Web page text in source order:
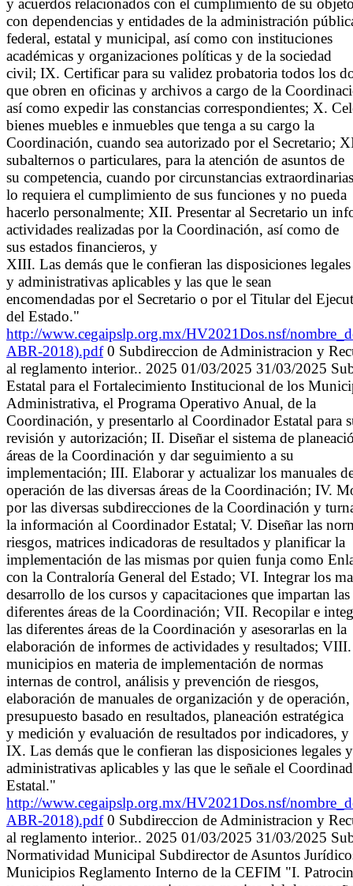
y acuerdos relacionados con el cumplimiento de su
con dependencias y entidades de la administración
federal, estatal y municipal, así como con instituciones
académicas y organizaciones políticas y de la sociedad
civil; IX. Certificar para su validez probatoria todos los
que obren en oficinas y archivos a cargo de la
así como expedir las constancias correspondientes; X.
bienes muebles e inmuebles que tenga a su cargo la
Coordinación, cuando sea autorizado por el Secretario;
subalternos o particulares, para la atención de asuntos de
su competencia, cuando por circunstancias extraordinarias
lo requiera el cumplimiento de sus funciones y no pueda
hacerlo personalmente; XII. Presentar al Secretario un
actividades realizadas por la Coordinación, así como de
sus estados financieros, y
XIII. Las demás que le confieran las disposiciones legales
y administrativas aplicables y las que le sean
encomendadas por el Secretario o por el Titular del
del Estado."
http://www.cegaipslp.org.mx/HV2021Dos.nsf/
ABR-2018).pdf0 Subdireccion de Administracion y
al reglamento interior.. 2025 01/03/2025 31/03/2025
Estatal para el Fortalecimiento Institucional de los
Administrativa, el Programa Operativo Anual, de la
Coordinación, y presentarlo al Coordinador Estatal para
revisión y autorización; II. Diseñar el sistema de
áreas de la Coordinación y dar seguimiento a su
implementación; III. Elaborar y actualizar los manuales
operación de las diversas áreas de la Coordinación; IV.
por las diversas subdirecciones de la Coordinación y
la información al Coordinador Estatal; V. Diseñar las
riesgos, matrices indicadoras de resultados y planificar la
implementación de las mismas por quien funja como
con la Contraloría General del Estado; VI. Integrar los
desarrollo de los cursos y capacitaciones que impartan las
diferentes áreas de la Coordinación; VII. Recopilar e
las diferentes áreas de la Coordinación y asesorarlas en la
elaboración de informes de actividades y resultados;
municipios en materia de implementación de normas
internas de control, análisis y prevención de riesgos,
elaboración de manuales de organización y de operación,
presupuesto basado en resultados, planeación estratégica
y medición y evaluación de resultados por indicadores, y
IX. Las demás que le confieran las disposiciones legales y
administrativas aplicables y las que le señale el
Estatal."
http://www.cegaipslp.org.mx/HV2021Dos.nsf/
ABR-2018).pdf0 Subdireccion de Administracion y
al reglamento interior.. 2025 01/03/2025 31/03/2025
Normatividad Municipal Subdirector de Asuntos
Municipios Reglamento Interno de la CEFIM "I.